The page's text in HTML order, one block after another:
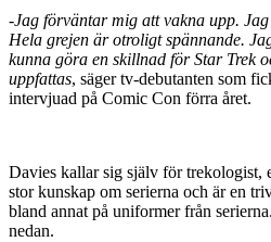
-Jag förväntar mig att vakna upp.
Hela grejen är otroligt spännande.
kunna göra en skillnad för Star Trek
uppfattas, säger tv-debutanten som
intervjuad på Comic Con förra året.
Davies kallar sig själv för trekologist,
stor kunskap om serierna och är en
bland annat på uniformer från
nedan.